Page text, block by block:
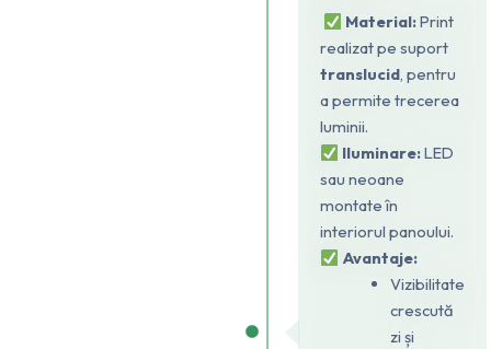
Material:Print
realizat pe suport
translucid, pentru
a permite trecerea
luminii.
Iluminare:LED
sau neoane
montate în
interiorul panoului.
Avantaje:
Vizibilitate
crescută
zi și